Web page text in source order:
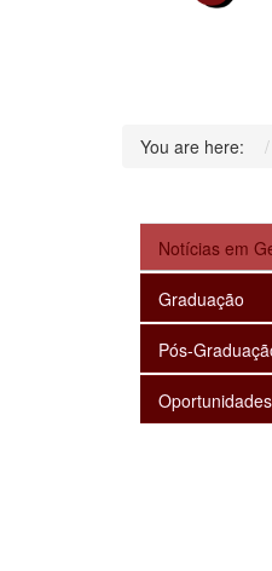
You are here:
Notícias em
Graduação
Pós-
Oportunidades